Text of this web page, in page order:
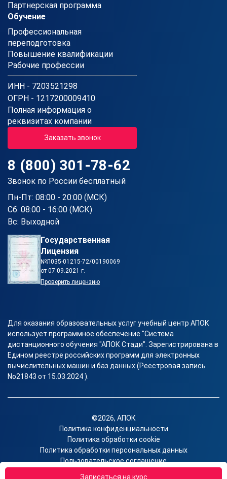
Записаться на курс
Партнерская программа
Обучение
Профессиональная
переподготовка
Повышение квалификации
Рабочие профессии
ИНН - 7203521298
ОГРН - 1217200009410
Полная информация о
реквизитах компании
Заказать звонок
8 (800) 301-78-62
Звонок по России бесплатный
Пн-Пт: 08:00 - 20:00 (МСК)
Сб: 08:00 - 16:00 (МСК)
Вс: Выходной
Государственная
Лицензия
№Л035-01215-72/00190069
от 07.09.2021 г.
Проверить лицензию
Для оказания образовательных услуг учебный центр АПОК
использует программное обеспечение "Система
дистанционного обучения "АПОК Стади". Зарегистрирована в
Едином реестре российских программ для электронных
вычислительных машин и баз данных (Реестровая запись
No21843 от 15.03.2024 ).
©2026, АПОК
Политика конфиденциальности
Политика обработки cookie
Политика обработки персональных данных
Пользовательское соглашение